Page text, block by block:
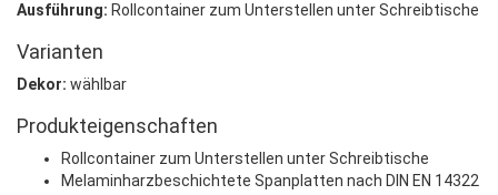
Ausführung: Rollcontainer zum Unterstellen unter Schreibtische
Varianten
Dekor: wählbar
Produkteigenschaften
Rollcontainer zum Unterstellen unter Schreibtische
Melaminharzbeschichtete Spanplatten nach DIN EN 14322